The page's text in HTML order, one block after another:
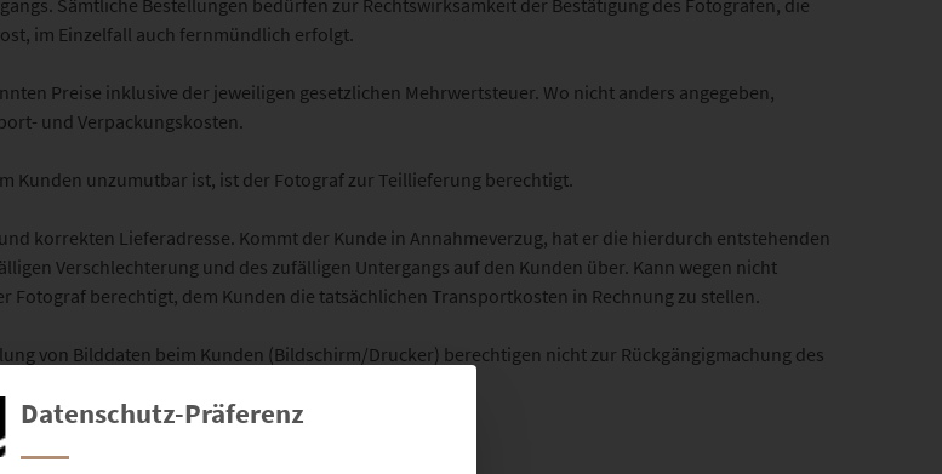
Sämtliche Bestellungen bedürfen zur Rechtswirksamkeit der Bestätigung des Fotografen, die
im Einzelfall auch fernmündlich erfolgt.
Preise inklusive der jeweiligen gesetzlichen Mehrwertsteuer. Wo nicht anders angegeben,
und Verpackungskosten.
Kunden unzumutbar ist, ist der Fotograf zur Teillieferung berechtigt.
korrekten Lieferadresse. Kommt der Kunde in Annahmeverzug, hat er die hierdurch entstehenden
Verschlechterung und des zufälligen Untergangs auf den Kunden über. Kann wegen nicht
berechtigt, dem Kunden die tatsächlichen Transportkosten in Rechnung zu stellen.
von Bilddaten beim Kunden (Bildschirm/Drucker) berechtigen nicht zur Rückgängigmachung des
beim Kunden
Datenschutz-Präferenz